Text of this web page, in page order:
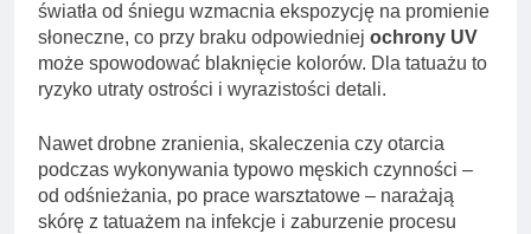
światła od śniegu wzmacnia ekspozycję na promienie
słoneczne, co przy braku odpowiedniej ochrony UV
może spowodować blaknięcie kolorów. Dla tatuażu to
ryzyko utraty ostrości i wyrazistości detali.
Nawet drobne zranienia, skaleczenia czy otarcia
podczas wykonywania typowo męskich czynności –
od odśnieżania, po prace warsztatowe – narażają
skórę z tatuażem na infekcje i zaburzenie procesu